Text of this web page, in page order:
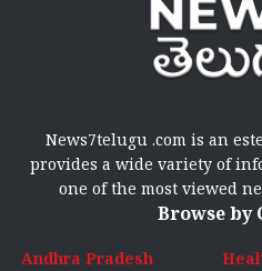
News7telugu .com is an
provides a wide variety of
one of the most viewed
Browse by
Andhra Pradesh